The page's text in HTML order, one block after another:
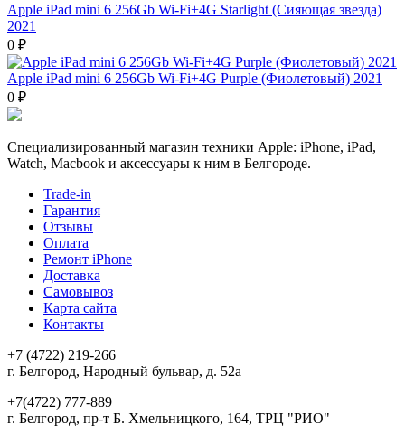
Apple iPad mini 6 256Gb Wi-Fi+4G Starlight (Сияющая звезда)
2021
0 ₽
Apple iPad mini 6 256Gb Wi-Fi+4G Purple (Фиолетовый) 2021
0 ₽
Специализированный магазин техники Apple: iPhone, iPad,
Watch, Macbook и аксессуары к ним в Белгороде.
Trade-in
Гарантия
Отзывы
Оплата
Ремонт iPhone
Доставка
Самовывоз
Карта сайта
Контакты
+7 (4722) 219-266
г. Белгород, Народный бульвар, д. 52а
+7(4722) 777-889
г. Белгород, пр-т Б. Хмельницкого, 164, ТРЦ "РИО"